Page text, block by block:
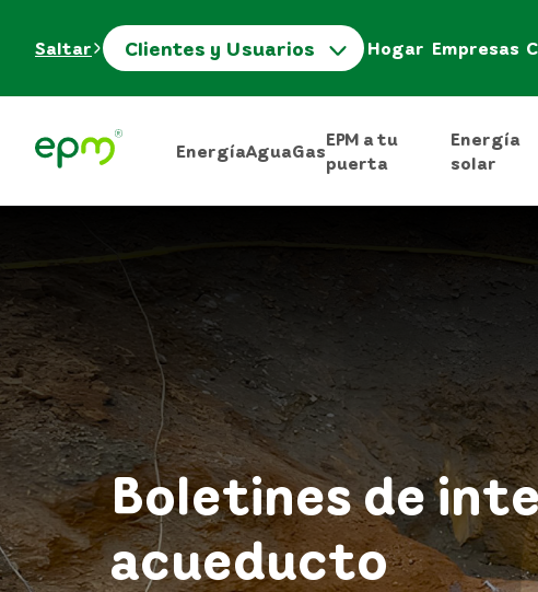
Saltar Clientes y Usuarios Hogar Empresas
EnergíaAguaGas
EPM a tu
puerta
Energía
solar
Boletines de
acueducto